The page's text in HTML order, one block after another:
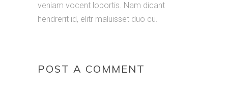
veniam vocent lobortis. Nam dicant
hendrerit id, elitr maluisset duo cu.
POST A COMMENT